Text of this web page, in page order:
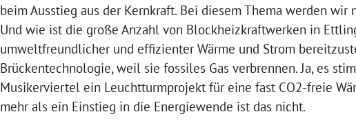
beim Ausstieg aus der Kernkraft. Bei diesem Thema werden
Und wie ist die große Anzahl von Blockheizkraftwerken in
umweltfreundlicher und effizienter Wärme und Strom
Brückentechnologie, weil sie fossiles Gas verbrennen. Ja, es
Musikerviertel ein Leuchtturmprojekt für eine fast CO2-freie
mehr als ein Einstieg in die Energiewende ist das nicht.